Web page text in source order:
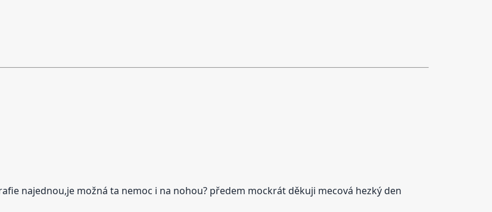
najednou,je možná ta nemoc i na nohou? předem mockrát děkuji mecová hezký den